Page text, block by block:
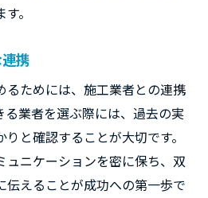
。
携
るためには、施工業者との連携
業者を選ぶ際には、過去の実
と確認することが大切です。
ュニケーションを密に保ち、双
伝えることが成功への第一歩で